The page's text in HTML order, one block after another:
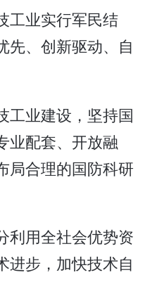
业实行军民结
先、创新驱动、自
工业建设，坚持国
业配套、开放融
局合理的国防科研
用全社会优势资
进步，加快技术自